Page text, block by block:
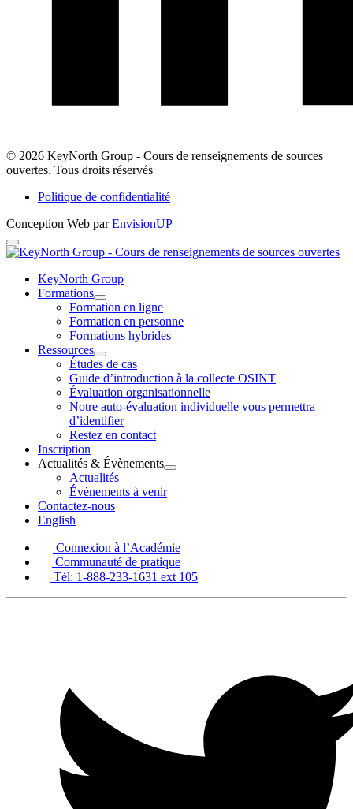
LinkedIn
© 2026 KeyNorth Group - Cours de renseignements de sources
ouvertes. Tous droits réservés
Politique de confidentialité
Conception Web parEnvisionUP
KeyNorth
Group
renseignements
sources
ouvertes
KeyNorth Group
Formations
Ouvrir
Formations
le
menu
Formation en ligne
Formation en personne
Formations hybrides
Ressources
Ouvrir
Ressources
le
menu
Études de cas
Guide d’introduction à la collecte OSINT
Évaluation organisationnelle
Notre auto-évaluation individuelle vous permettra
d’identifier
Restez en contact
Inscription
Actualités & Évènements
Ouvrir
Actualités
Évènements à venir
Contactez-nous
English
Connexion à l’Académie
Communauté de pratique
Tél: 1-888-233-1631 ext 105